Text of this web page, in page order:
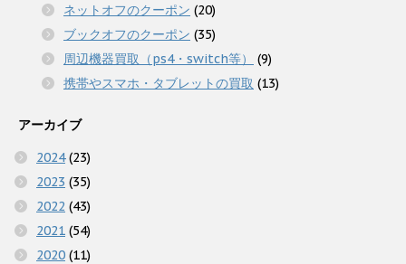
ネットオフのクーポン (20)
ブックオフのクーポン (35)
周辺機器買取（ps4・switch等）
(9)
携帯やスマホ・タブレットの買取 (13)
アーカイブ
2024(23)
2023 (35)
2022 (43)
2021 (54)
2020 (11)